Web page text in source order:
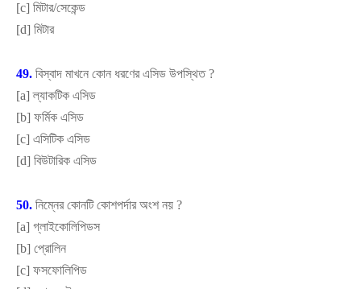
[c] মিটার/সেকেন্ড
[d] মিটার
49. বিস্বাদ মাখনে কোন ধরণের এসিড উপস্থিত?
[a]ল্যাকটিক এসিড
[b] ফর্মিক এসিড
[c] এসিটিক এসিড
[d] বিউটারিক এসিড
50. নিম্নের কোনটি কোশপর্দার অংশ নয় ?
[a] গ্লাইকোলিপিডস
[b] প্রোলিন
[c] ফসফোলিপিড